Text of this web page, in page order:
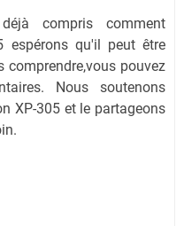
compris comment
espérons qu'il peut être
pouvez
Nous soutenons
XP-305 et le partageons